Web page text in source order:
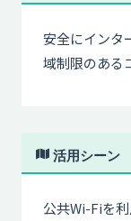
安全にインタ
域制限のある
活用シーン
公共Wi-Fiを